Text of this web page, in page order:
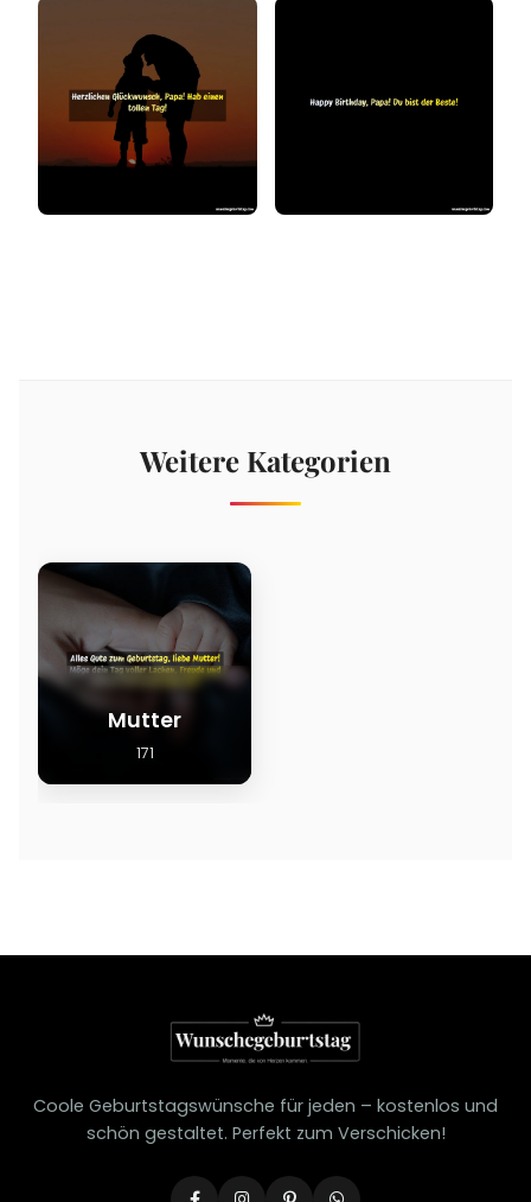
Weitere Kategorien
Mutter
171
Coole Geburtstagswünsche für jeden – kostenlos und
schön gestaltet. Perfekt zum Verschicken!